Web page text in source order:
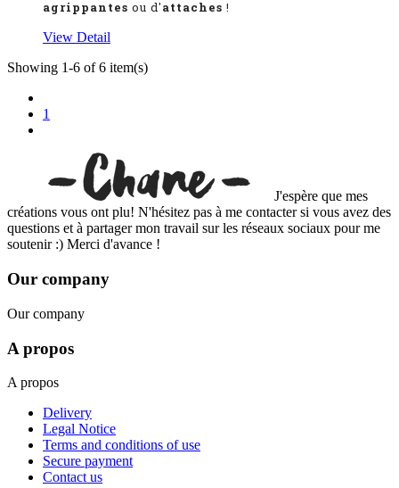
agrippantes ou d'attaches !
View Detail
Showing 1-6 of 6 item(s)
1
J'espère que mes
créations vous ont plu! N'hésitez pas à me contacter si vous avez des
questions et à partager mon travail sur les réseaux sociaux pour me
soutenir :) Merci d'avance !
Our company
Our company
A propos
A propos
Delivery
Legal Notice
Terms and conditions of use
Secure payment
Contact us